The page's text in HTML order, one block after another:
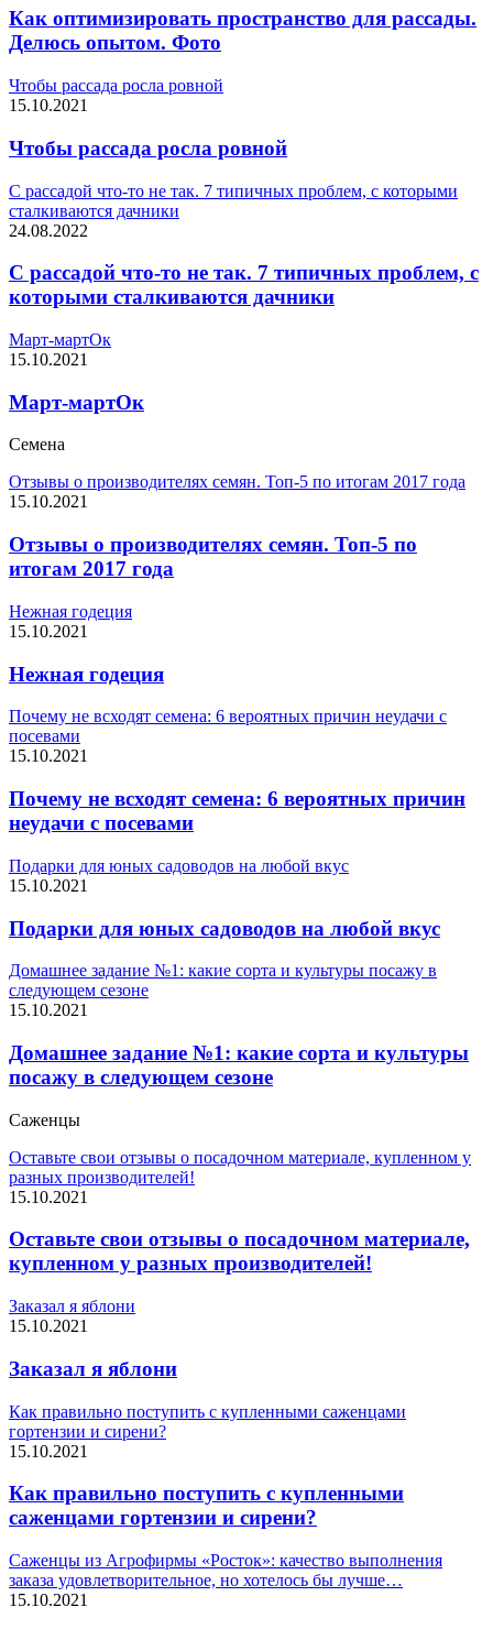
Как оптимизировать пространство для рассады.
Делюсь опытом. Фото
Чтобы рассада росла ровной
15.10.2021
Чтобы рассада росла ровной
С рассадой что-то не так. 7 типичных проблем, с которыми
сталкиваются дачники
24.08.2022
С рассадой что-то не так. 7 типичных проблем, с
которыми сталкиваются дачники
Март-мартОк
15.10.2021
Март-мартОк
Семена
Отзывы о производителях семян. Топ-5 по итогам 2017 года
15.10.2021
Отзывы о производителях семян. Топ-5 по
итогам 2017 года
Нежная годеция
15.10.2021
Нежная годеция
Почему не всходят семена: 6 вероятных причин неудачи с
посевами
15.10.2021
Почему не всходят семена: 6 вероятных причин
неудачи с посевами
Подарки для юных садоводов на любой вкус
15.10.2021
Подарки для юных садоводов на любой вкус
Домашнее задание №1: какие сорта и культуры посажу в
следующем сезоне
15.10.2021
Домашнее задание №1: какие сорта и культуры
посажу в следующем сезоне
Саженцы
Оставьте свои отзывы о посадочном материале, купленном у
разных производителей!
15.10.2021
Оставьте свои отзывы о посадочном материале,
купленном у разных производителей!
Заказал я яблони
15.10.2021
Заказал я яблони
Как правильно поступить с купленными саженцами
гортензии и сирени?
15.10.2021
Как правильно поступить с купленными
саженцами гортензии и сирени?
Саженцы из Агрофирмы «Росток»: качество выполнения
заказа удовлетворительное, но хотелось бы лучше…
15.10.2021